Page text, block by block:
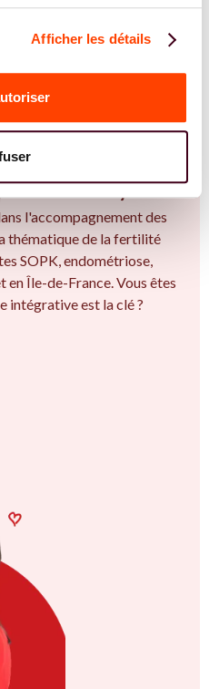
Afficher les détails
Une épreuve
silencieuse à Paris ?
l'accompagnement des
thématique de la fertilité
SOPK, endométriose,
en Île-de-France. Vous êtes
intégrative est la clé ?